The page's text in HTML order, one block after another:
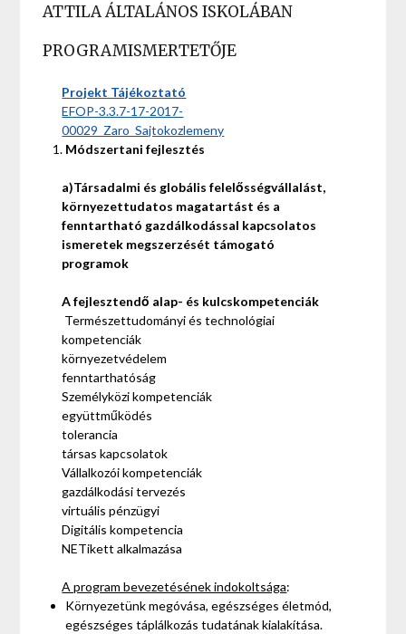
ATTILA ÁLTALÁNOS ISKOLÁBAN
PROGRAMISMERTETŐJE
Projekt Tájékoztató
EFOP-3.3.7-17-2017-
00029_Zaro_Sajtokozlemeny
Módszertani fejlesztés
a)Társadalmi és globális felelősségvállalást,
környezettudatos magatartást és a
fenntartható gazdálkodással kapcsolatos
ismeretek megszerzését támogató
programok
A fejlesztendő alap- és kulcskompetenciák
Természettudományi és technológiai
kompetenciák
környezetvédelem
fenntarthatóság
Személyközi kompetenciák
együttműködés
tolerancia
társas kapcsolatok
Vállalkozói kompetenciák
gazdálkodási tervezés
virtuális pénzügyi
Digitális kompetencia
NETikett alkalmazása
A program bevezetésének indokoltsága:
Környezetünk megóvása, egészséges életmód,
egészséges táplálkozás tudatának kialakítása.